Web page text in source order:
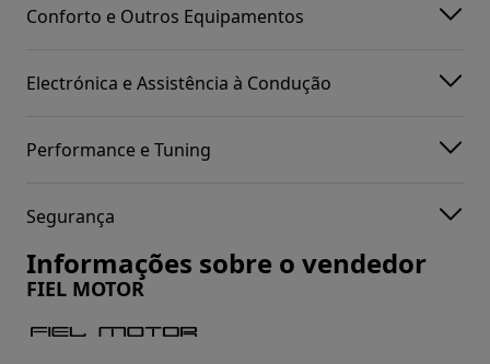
Conforto e Outros Equipamentos
Electrónica e Assistência à Condução
Performance e Tuning
Segurança
Informações sobre o vendedor
FIEL MOTOR